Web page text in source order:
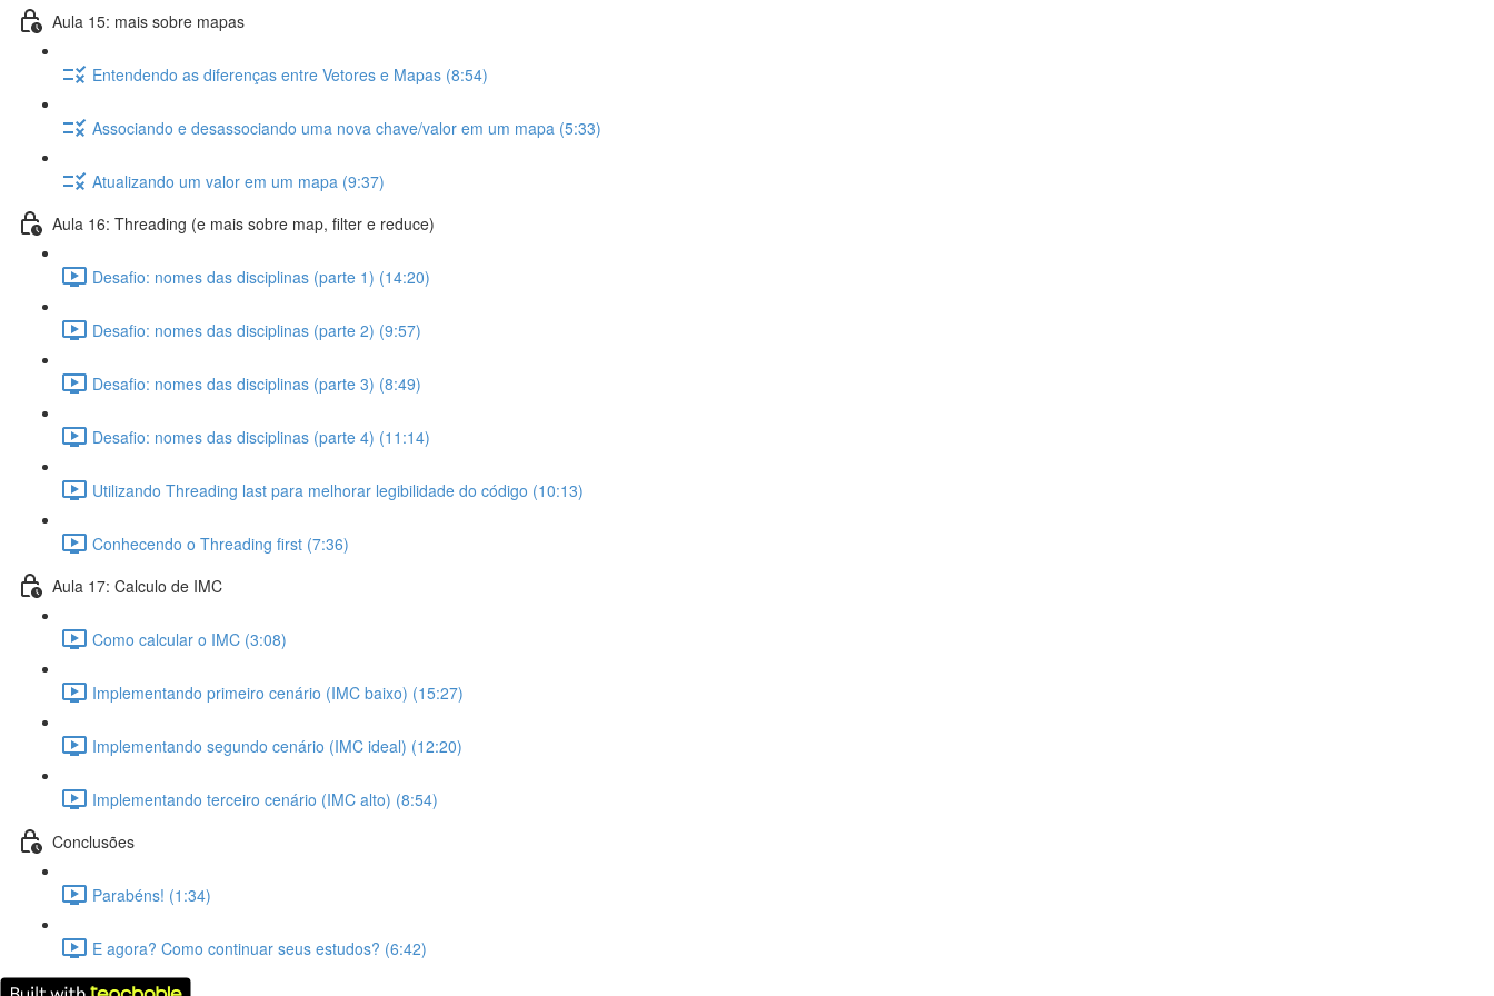
Aula 15: mais sobre mapas
Entendendo as diferenças entre Vetores e Mapas (8:54)
Associando e desassociando uma nova chave/valor em um mapa (5:33)
Atualizando um valor em um mapa (9:37)
Aula 16: Threading (e mais sobre map, filter e reduce)
Desafio: nomes das disciplinas (parte 1) (14:20)
Desafio: nomes das disciplinas (parte 2) (9:57)
Desafio: nomes das disciplinas (parte 3) (8:49)
Desafio: nomes das disciplinas (parte 4) (11:14)
Utilizando Threading last para melhorar legibilidade do código (10:13)
Conhecendo o Threading first (7:36)
Aula 17: Calculo de IMC
Como calcular o IMC (3:08)
Implementando primeiro cenário (IMC baixo) (15:27)
Implementando segundo cenário (IMC ideal) (12:20)
Implementando terceiro cenário (IMC alto) (8:54)
Conclusões
Parabéns! (1:34)
E agora? Como continuar seus estudos? (6:42)